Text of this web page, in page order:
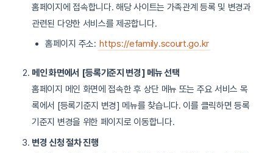
홈페이지에 접속합니다. 해당 사이트는 가족관계 등록 및 변경과
관련된 다양한 서비스를 제공합니다.
홈페이지 주소: https://efamily.scourt.go.kr
메인 화면에서 [등록기준지 변경] 메뉴 선택
홈페이지 메인 화면에 접속한 후 상단 메뉴 또는 주요 서비스 목
록에서 [등록기준지 변경] 메뉴를 찾습니다. 이를 클릭하면 등록
기준지 변경을 위한 페이지로 이동합니다.
변경 신청 절차 진행